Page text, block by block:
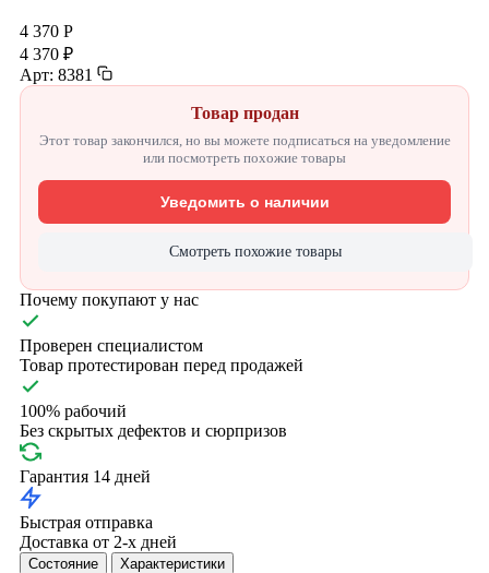
4 370 Р
4 370 ₽
Арт: 8381
Товар продан
Этот товар закончился, но вы можете подписаться на уведомление
или посмотреть похожие товары
Уведомить о наличии
Смотреть похожие товары
Почему покупают у нас
Проверен специалистом
Товар протестирован перед продажей
100% рабочий
Без скрытых дефектов и сюрпризов
Гарантия 14 дней
Быстрая отправка
Доставка от 2-х дней
Состояние Характеристики